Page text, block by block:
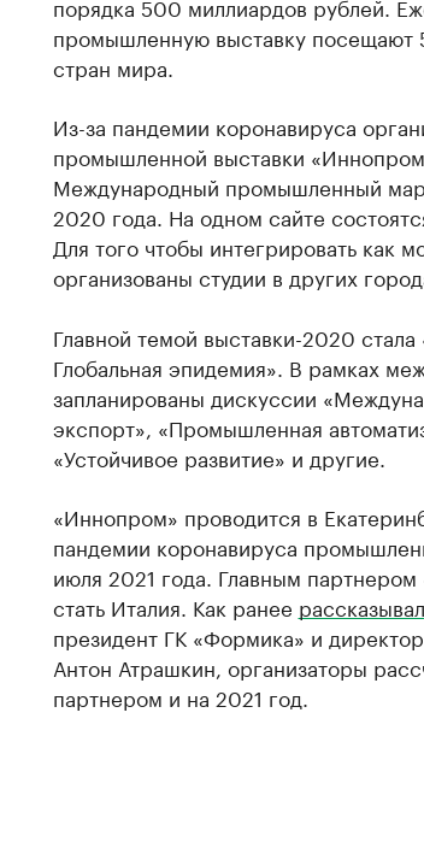
промышленную выставку посещают
стран мира.
Из-за пандемии коронавируса
промышленной выставки
Международный промышленный
2020 года. На одном сайте
Для того чтобы интегрировать как
организованы студии в других
Главной темой выставки-2020
Глобальная эпидемия». В рамках
запланированы дискуссии
экспорт», «Промышленная
«Устойчивое развитие» и другие.
«Иннопром» проводится в
пандемии коронавируса
июля 2021 года. Главным
стать Италия. Как ранее рассказывал
президент ГК «Формика» и
Антон Атрашкин, организаторы
партнером и на 2021 год.